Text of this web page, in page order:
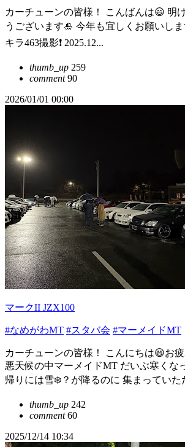
カーチューンの皆様！ こんばんは😃 明
うございます🎍 今年も宜しくお願いし
キラ463撮影❗️ 2025.12...
thumb_up 259
comment90
2026/01/01 00:00
マークII JZX100
#なめがわMT #スタバ会 #マーメイドMT
カーチューンの皆様！ こんにちは😃お
悪天候の中マーメイドMT だいぶ寒くな
帰りには雪❄️？が降るのに 集まっていた
thumb_up 242
comment60
2025/12/14 10:34